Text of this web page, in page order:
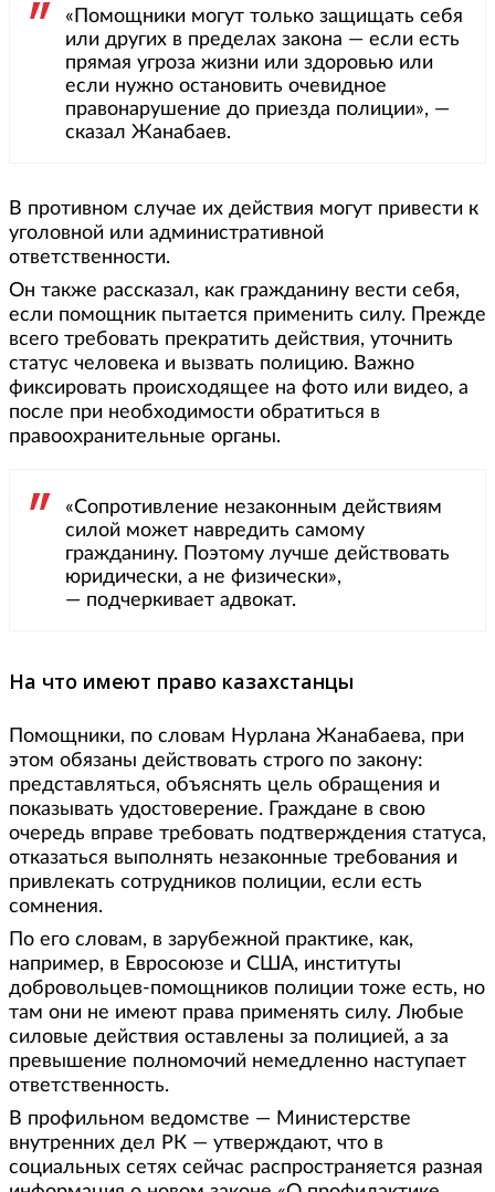
«Помощники могут только защищать себя
или других в пределах закона — если есть
прямая угроза жизни или здоровью или
если нужно остановить очевидное
правонарушение до приезда полиции», —
сказал Жанабаев.
В противном случае их действия могут привести к
уголовной или административной
ответственности.
Он также рассказал, как гражданину вести себя,
если помощник пытается применить силу. Прежде
всего требовать прекратить действия, уточнить
статус человека и вызвать полицию. Важно
фиксировать происходящее на фото или видео, а
после при необходимости обратиться в
правоохранительные органы.
«Сопротивление незаконным действиям
силой может навредить самому
гражданину. Поэтому лучше действовать
юридически, а не физически»,
— подчеркивает адвокат.
На что имеют право казахстанцы
Помощники, по словам Нурлана Жанабаева, при
этом обязаны действовать строго по закону:
представляться, объяснять цель обращения и
показывать удостоверение. Граждане в свою
очередь вправе требовать подтверждения статуса,
отказаться выполнять незаконные требования и
привлекать сотрудников полиции, если есть
сомнения.
По его словам, в зарубежной практике, как,
например, в Евросоюзе и США, институты
добровольцев-помощников полиции тоже есть, но
там они не имеют права применять силу. Любые
силовые действия оставлены за полицией, а за
превышение полномочий немедленно наступает
ответственность.
В профильном ведомстве — Министерстве
внутренних дел РК — утверждают, что в
социальных сетях сейчас распространяется разная